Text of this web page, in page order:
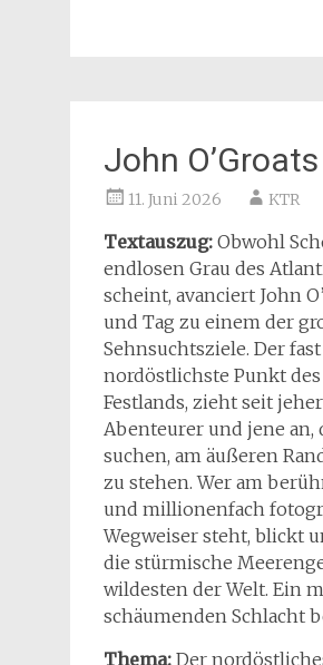
John
11. Juni 2026 KTR
Textauszug: Obwohl
endlosen Grau des
scheint, avanciert John
und Tag zu einem der
Sehnsuchtsziele. Der
nordöstlichste Punkt
Festlands, zieht seit
Abenteurer und jene an,
suchen, am äußeren
zu stehen. Wer am
und millionenfach
Wegweiser steht, blickt
die stürmische
wildesten der Welt. Ein
schäumenden Schlacht
Thema: Der